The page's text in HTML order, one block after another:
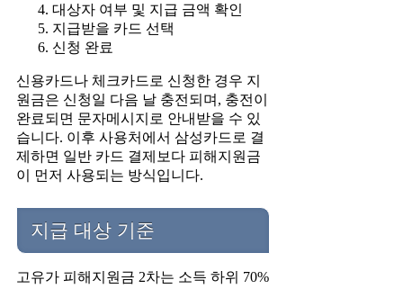
대상자 여부 및 지급 금액 확인
지급받을 카드 선택
신청 완료
신용카드나 체크카드로 신청한 경우 지
원금은 신청일 다음 날 충전되며, 충전이
완료되면 문자메시지로 안내받을 수 있
습니다. 이후 사용처에서 삼성카드로 결
제하면 일반 카드 결제보다 피해지원금
이 먼저 사용되는 방식입니다.
지급 대상 기준
고유가 피해지원금 2차는 소득 하위 70%